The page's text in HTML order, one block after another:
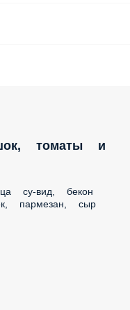
томаты и
су-вид, бекон
пармезан, сыр